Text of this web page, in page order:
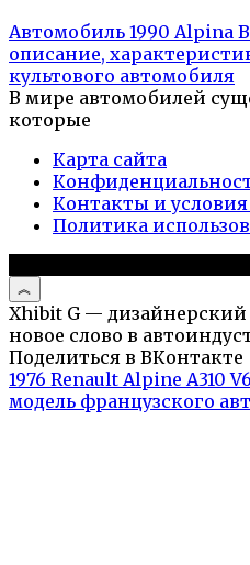
Автомобиль 1990 Alpina
описание,
культового автомобиля
В мире автомобилей
которые
Карта сайта
Контакты и
Политика
Xhibit G —
новое слово в
Поделиться в ВКонтакте
1976 Renault Alpine A310
модель французского